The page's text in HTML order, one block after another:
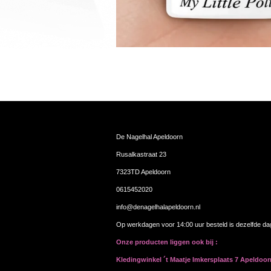
De Nagelhal Apeldoorn
Rusalkastraat 23
7323TD Apeldoorn
0615452020
info@denagelhalapeldoorn.nl
Op werkdagen voor 14:00 uur besteld is dezelfde
Onze producten liggen ook bij :
Kledingwinkel ´t Maatje Imkersplaats 7